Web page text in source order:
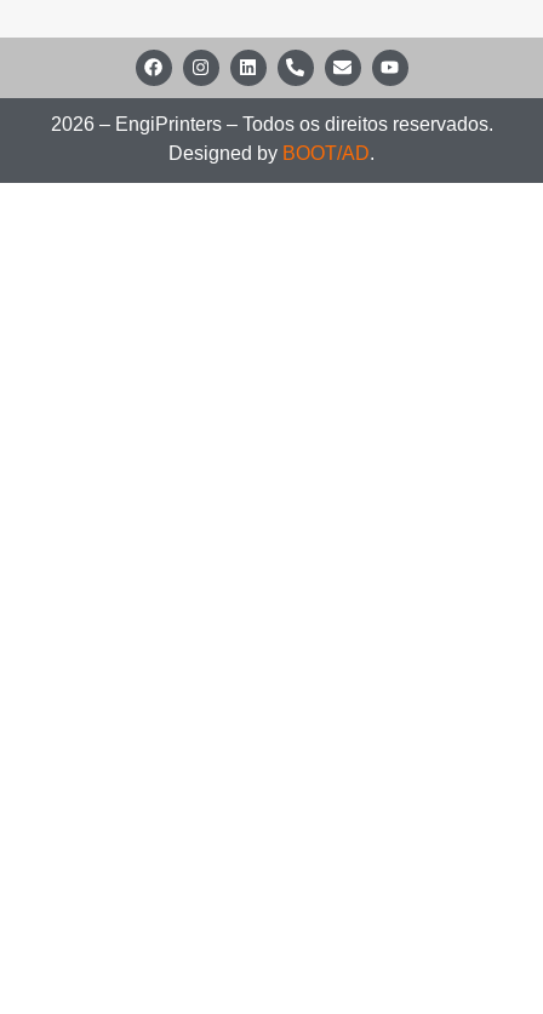
2026 – EngiPrinters – Todos os direitos reservados.
Designed by BOOT/AD.